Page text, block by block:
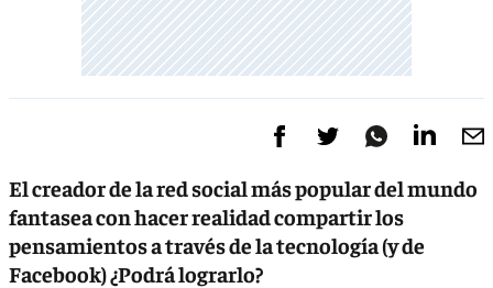
El creador de la red social más popular del mundo
fantasea con hacer realidad compartir los
pensamientos a través de la tecnología (y de
Facebook) ¿Podrá lograrlo?